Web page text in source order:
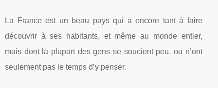
La France est un beau pays qui a encore tant à faire
découvrir à ses habitants, et même au monde entier,
mais dont la plupart des gens se soucient peu, ou n’ont
seulement pas le temps d’y penser.